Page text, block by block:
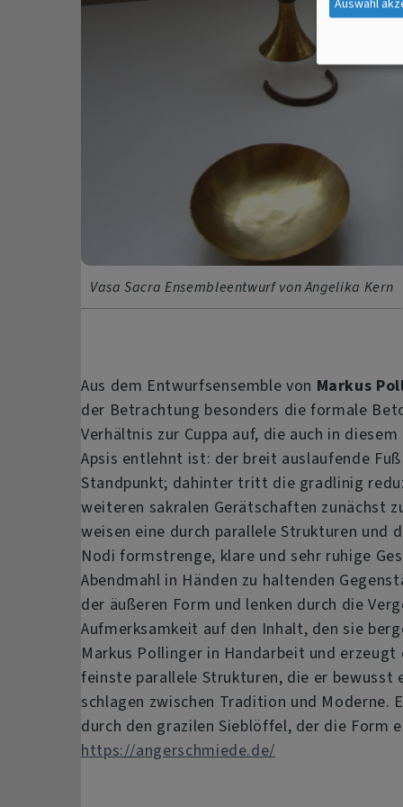
Vasa Sacra Ensembleentwurf von Angelika Kern
Aus dem Entwurfsensemble von Markus
der Betrachtung besonders die formale
Verhältnis zur Cuppa auf, die auch in
Apsis entlehnt ist: der breit auslaufende
Standpunkt; dahinter tritt die gradlinig
weiteren sakralen Gerätschaften zunächst
weisen eine durch parallele Strukturen und
Nodi formstrenge, klare und sehr ruhige
Abendmahl in Händen zu haltenden
der äußeren Form und lenken durch die
Aufmerksamkeit auf den Inhalt, den sie
Markus Pollinger in Handarbeit und
feinste parallele Strukturen, die er bewusst
schlagen zwischen Tradition und Moderne.
durch den grazilen Sieblöffel, der die Form
https://angerschmiede.de/
Auswahl